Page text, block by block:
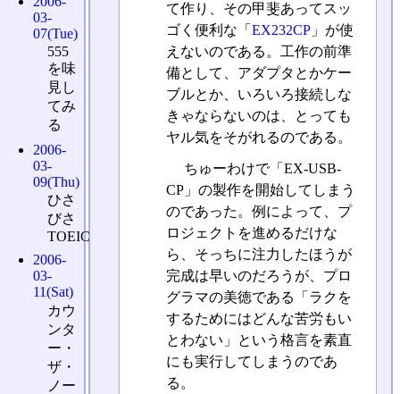
て作り、その甲斐あってスッ
ゴく便利な「 EX232CP」が使
えないのである。工作の前準
備として、アダプタとかケー
ブルとか、いろいろ接続しな
きゃならないのは、とっても
ヤル気をそがれるのである。
ちゅーわけで「EX-USB-
CP」の製作を開始してしまう
のであった。例によって、プ
ロジェクトを進めるだけな
ら、そっちに注力したほうが
完成は早いのだろうが、プロ
グラマの美徳である「ラクを
するためにはどんな苦労もい
とわない」という格言を素直
にも実行してしまうのであ
る。
03-
07(Tue)
555
を味
見し
てみ
る
2006-
03-
09(Thu)
ひさ
びさ
TOEIC
2006-
03-
11(Sat)
カウ
ンタ
ー・
ザ・
ノー